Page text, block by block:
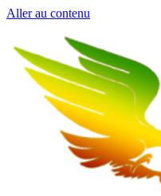
Aller au contenu